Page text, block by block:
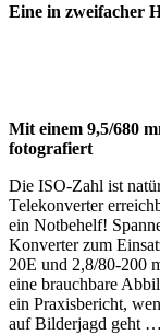
Eine in zweifacher
Mit einem 9,5/680
fotografiert
Die ISO-Zahl ist
Telekonverter
ein Notbehelf!
Konverter zum
20E und 2,8/80-200
eine brauchbare
ein Praxisbericht,
auf Bilderjagd geht …